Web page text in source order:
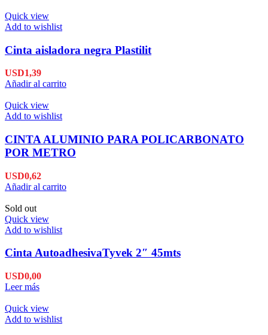
Quick view
Add to wishlist
Cinta aisladora negra Plastilit
USD1,39
Añadir al carrito
Quick view
Add to wishlist
CINTA ALUMINIO PARA POLICARBONATO
POR METRO
USD0,62
Añadir al carrito
Sold out
Quick view
Add to wishlist
Cinta AutoadhesivaTyvek 2″ 45mts
USD0,00
Leer más
Quick view
Add to wishlist